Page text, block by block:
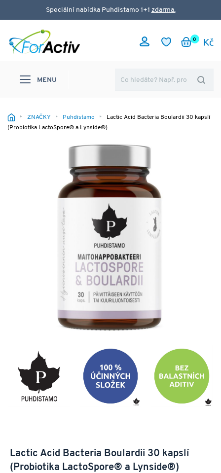
Speciální nabídka Puhdistamo 1+1 zdarma.
0
MENU
ZNAČKY Puhdistamo
Lactic Acid Bacteria Boulardii 30 kapslí
(Probiotika LactoSpore® a Lynside®)
Lactic Acid Bacteria Boulardii 30 kapslí
(Probiotika LactoSpore® a Lynside®)